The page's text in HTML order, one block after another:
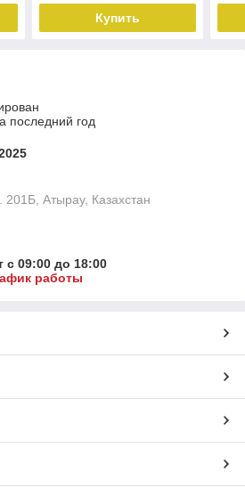
Купить
последний год
Атырау, Казахстан
с 09:00 до 18:00
работы